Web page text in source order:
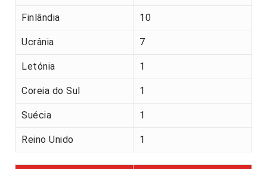
Finlândia 10
Ucrânia 7
Letónia 1
Coreia do Sul 1
Suécia 1
Reino Unido 1